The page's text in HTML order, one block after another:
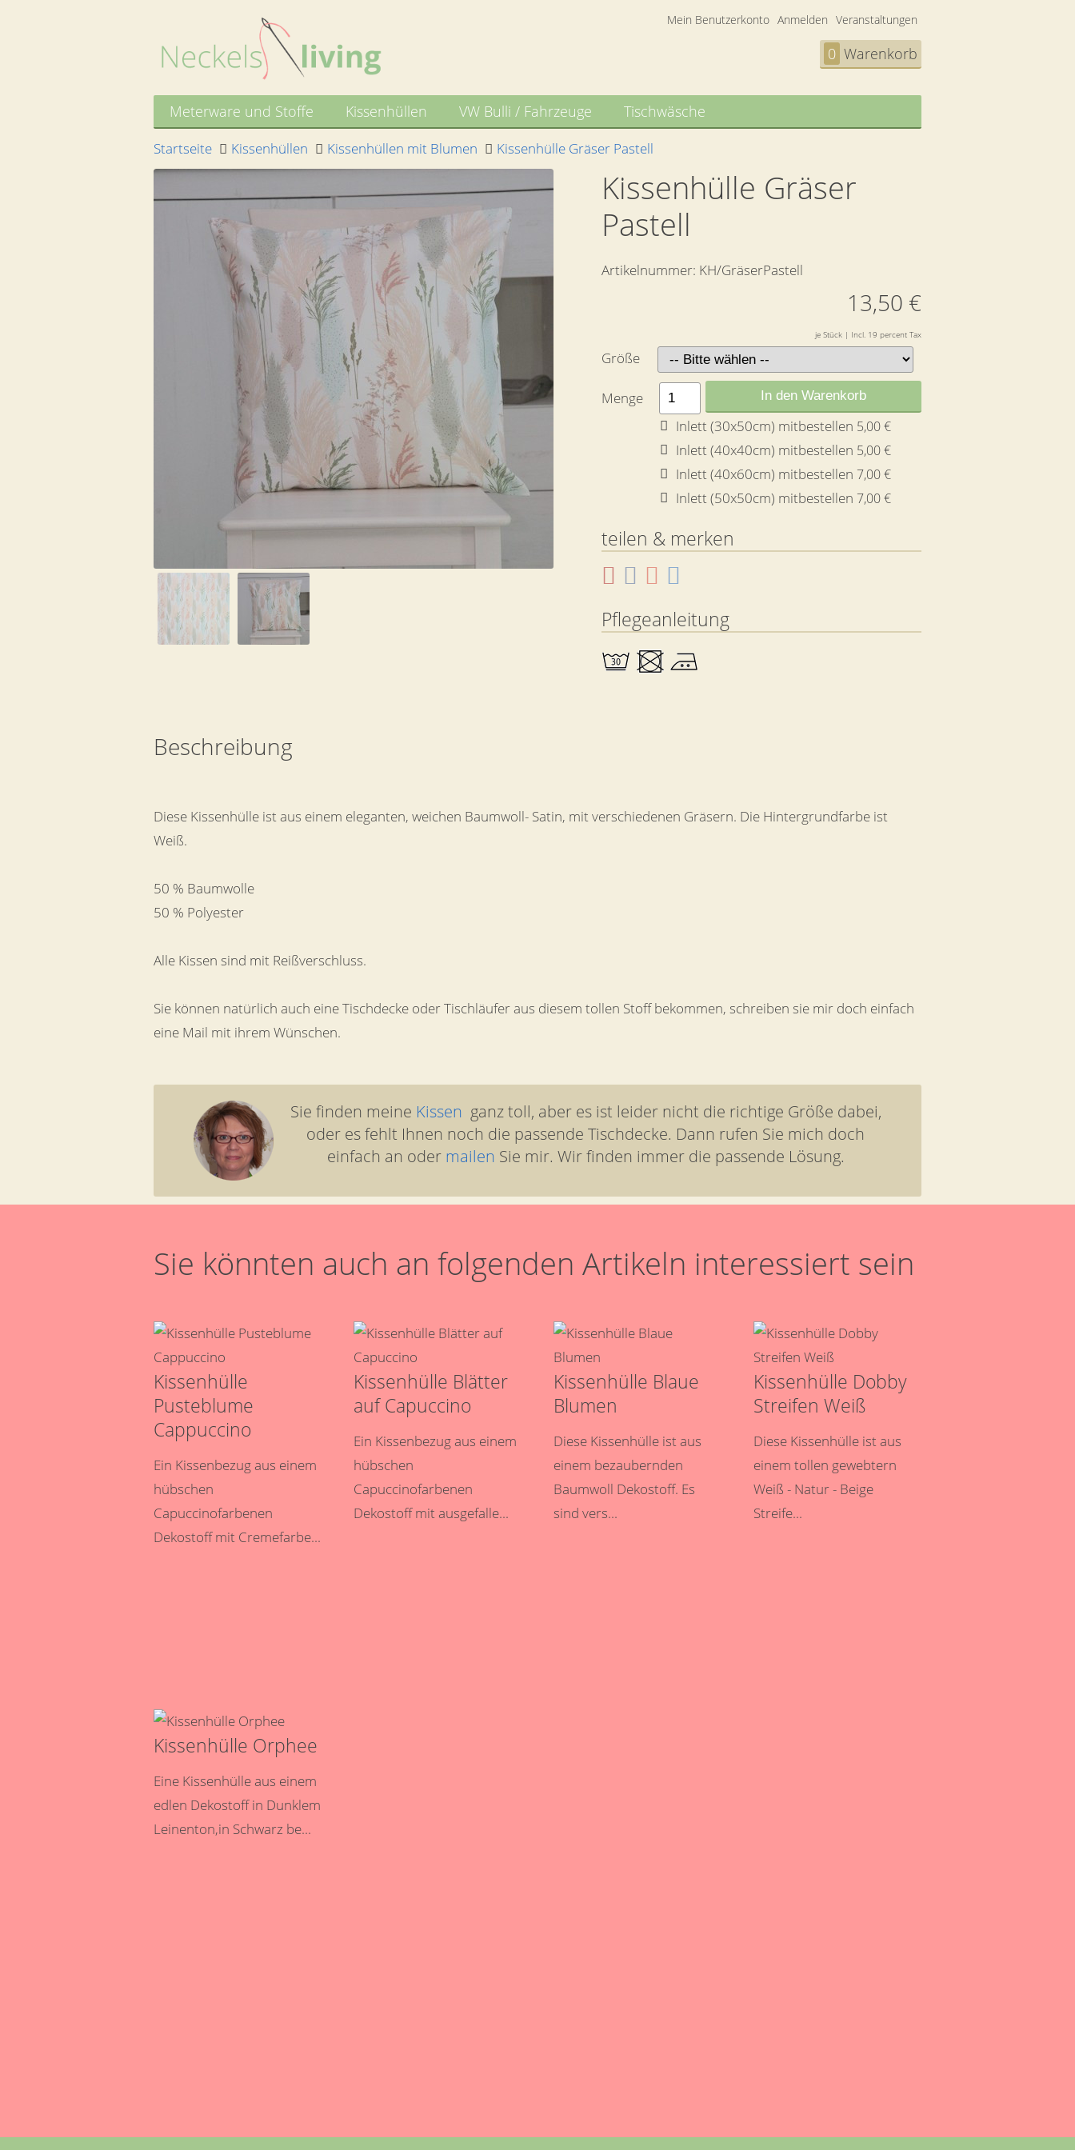
Mein Benutzerkonto Anmelden Veranstaltungen
0 Warenkorb
Meterware und Stoffe Kissenhüllen VW Bulli / Fahrzeuge Tischwäsche
Startseite Kissenhüllen Kissenhüllen mit Blumen Kissenhülle Gräser Pastell
Kissenhülle Gräser
Pastell
Artikelnummer: KH/GräserPastell
13,50 €
je Stück | Incl. 19 percent Tax
Größe
Menge In den Warenkorb
Inlett (30x50cm) mitbestellen 5,00 €
Inlett (40x40cm) mitbestellen 5,00 €
Inlett (40x60cm) mitbestellen 7,00 €
Inlett (50x50cm) mitbestellen 7,00 €
teilen & merken
Pflegeanleitung
Beschreibung
Diese Kissenhülle ist aus einem eleganten, weichen Baumwoll- Satin, mit verschiedenen Gräsern. Die Hintergrundfarbe ist
Weiß.
50 % Baumwolle
50 % Polyester
Alle Kissen sind mit Reißverschluss.
Sie können natürlich auch eine Tischdecke oder Tischläufer aus diesem tollen Stoff bekommen, schreiben sie mir doch einfach
eine Mail mit ihrem Wünschen.
Sie finden meine Kissen ganz toll, aber es ist leider nicht die richtige Größe dabei,
oder es fehlt Ihnen noch die passende Tischdecke. Dann rufen Sie mich doch
einfach an oder mailen Sie mir. Wir finden immer die passende Lösung.
Sie könnten auch an folgenden Artikeln interessiert sein
Kissenhülle
Pusteblume
Cappuccino
Ein Kissenbezug aus einem
hübschen
Capuccinofarbenen
Dekostoff mit Cremefarbe...
Kissenhülle Blätter
auf Capuccino
Ein Kissenbezug aus einem
hübschen
Capuccinofarbenen
Dekostoff mit ausgefalle...
Kissenhülle Blaue
Blumen
Diese Kissenhülle ist aus
einem bezaubernden
Baumwoll Dekostoff. Es
sind vers...
Kissenhülle Dobby
Streifen Weiß
Diese Kissenhülle ist aus
einem tollen gewebtern
Weiß - Natur - Beige
Streife...
Kissenhülle Orphee
Eine Kissenhülle aus einem
edlen Dekostoff in Dunklem
Leinenton,in Schwarz be...